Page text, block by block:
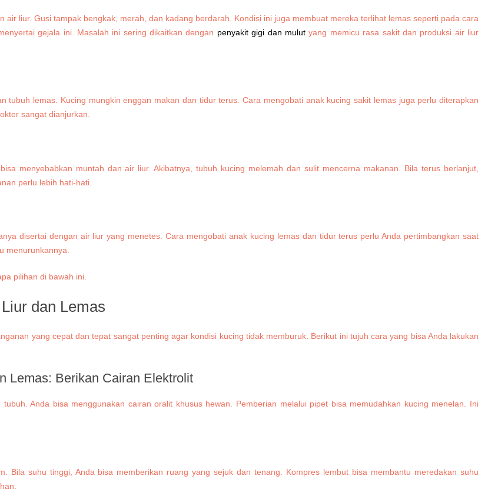
liur. Gusi tampak bengkak, merah, dan kadang berdarah. Kondisi ini juga membuat mereka terlihat lemas seperti pada cara
gejala ini. Masalah ini sering dikaitkan dengan penyakit gigi dan mulutyang memicu rasa sakit dan produksi air liur
tubuh lemas. Kucing mungkin enggan makan dan tidur terus. Cara mengobati anak kucing sakit lemas juga perlu diterapkan
sangat dianjurkan.
menyebabkan muntah dan air liur. Akibatnya, tubuh kucing melemah dan sulit mencerna makanan. Bila terus berlanjut,
perlu lebih hati-hati.
disertai dengan air liur yang menetes. Cara mengobati anak kucing lemas dan tidur terus perlu Anda pertimbangkan saat
menurunkannya.
dan Lemas
yang cepat dan tepat sangat penting agar kondisi kucing tidak memburuk. Berikut ini tujuh cara yang bisa Anda lakukan
Lemas: Berikan Cairan Elektrolit
Anda bisa menggunakan cairan oralit khusus hewan. Pemberian melalui pipet bisa memudahkan kucing menelan. Ini
Bila suhu tinggi, Anda bisa memberikan ruang yang sejuk dan tenang. Kompres lembut bisa membantu meredakan suhu